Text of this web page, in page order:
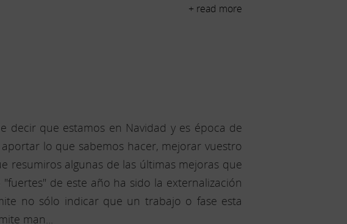
+ read more
decir que estamos en Navidad y es época de
lo que sabemos hacer, mejorar vuestro
algunas de las últimas mejoras que
de este año ha sido la externalización
no sólo indicar que un trabajo o fase esta
man...